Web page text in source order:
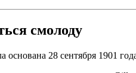
смолоду
основана 28 сентября 1901